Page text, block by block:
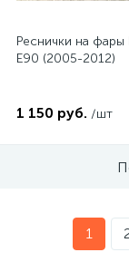
Реснички на фары
E90 (2005-2012)
1 150 руб. /шт
1